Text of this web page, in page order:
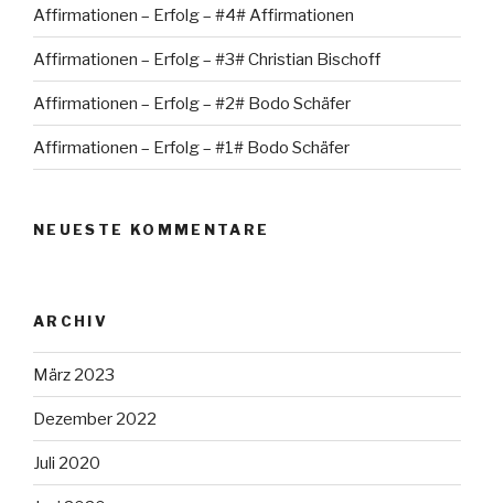
Affirmationen – Erfolg – #4# Affirmationen
Affirmationen – Erfolg – #3# Christian Bischoff
Affirmationen – Erfolg – #2# Bodo Schäfer
Affirmationen – Erfolg – #1# Bodo Schäfer
NEUESTE KOMMENTARE
ARCHIV
März 2023
Dezember 2022
Juli 2020